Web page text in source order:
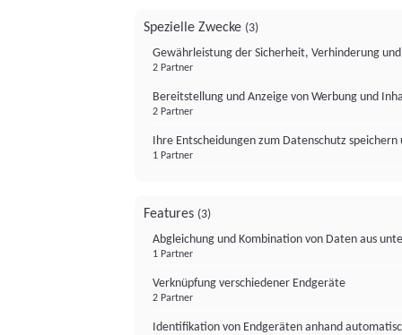
Spezielle Zwecke (3)
Gewährleistung der Sicherheit, Verhinderung
2 Partner
Bereitstellung und Anzeige von Werbung und
2 Partner
Ihre Entscheidungen zum Datenschutz
1 Partner
Features (3)
Abgleichung und Kombination von Daten aus
1 Partner
Verknüpfung verschiedener Endgeräte
2 Partner
Identifikation von Endgeräten anhand